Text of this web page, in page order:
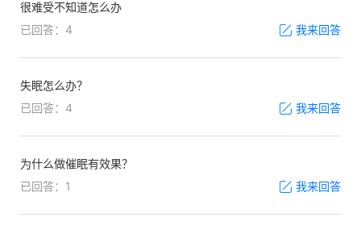
很难受不知道怎么办
已回答：4
我来回答
失眠怎么办？
已回答：4
我来回答
为什么做催眠有效果？
已回答：1
我来回答